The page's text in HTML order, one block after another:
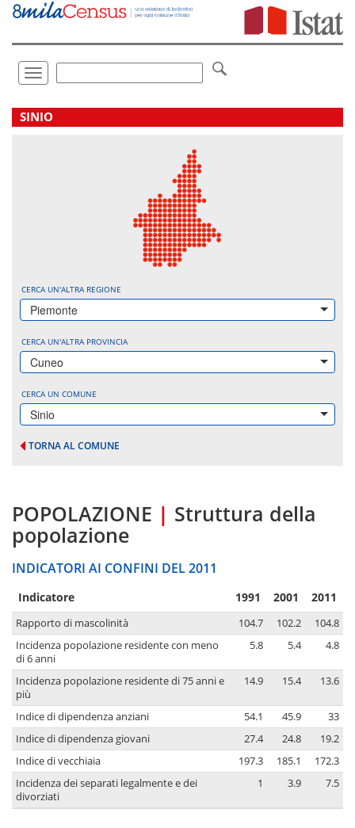
Vai
direttamente
Toggle
navigation
.
SINIO
CERCA UN'ALTRA REGIONE
Piemonte
CERCA UN'ALTRA PROVINCIA
Cuneo
CERCA UN COMUNE
Sinio
TORNA AL COMUNE
POPOLAZIONE | Struttura della
popolazione
INDICATORI AI CONFINI DEL 2011
Indicatore 1991 2001 2011
Rapporto di mascolinità 104.7 102.2
104.8
Incidenza popolazione residente con meno
di 6 anni
5.8 5.4 4.8
Incidenza popolazione residente di 75 anni e
più
14.9 15.4 13.6
Indice di dipendenza anziani 54.1 45.9
33
Indice di dipendenza giovani
27.4 24.8
19.2
Indice di vecchiaia
197.3 185.1
172.3
Incidenza dei separati legalmente e dei
divorziati
1 3.9 7.5